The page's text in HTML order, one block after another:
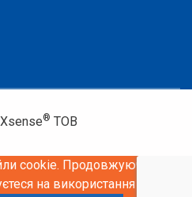
Xsense® ТОВ
cookie. Продовжуючи
на використання файлів